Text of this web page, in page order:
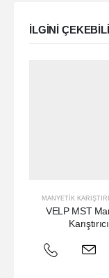
ILGINI
MANYETIK
VELP MST
Karıştırıcı